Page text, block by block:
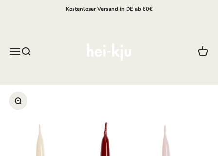
Kostenloser Versand in DE ab 80€
MenüSuche
Bild vergrößern